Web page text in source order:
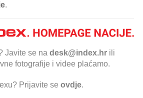
.
Javite se na desk@index.hr ili
fotografije i videe plaćamo.
Prijavite se ovdje.